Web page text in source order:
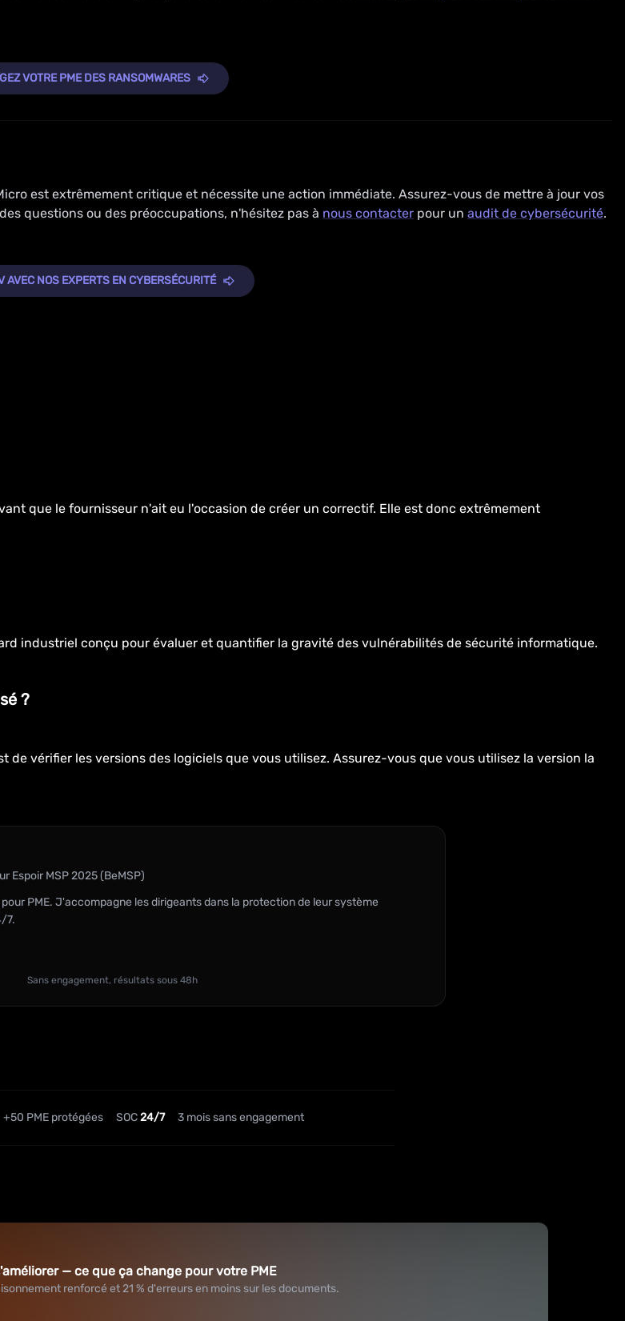
VOTRE PME DES RANSOMWARES
est extrêmement critique et nécessite une action immédiate. Assurez-vous de mettre à jour vos
questions ou des préoccupations, n'hésitez pas à nous contacter pour un audit de cybersécurité.
AVEC NOS EXPERTS EN CYBERSÉCURITÉ
que le fournisseur n'ait eu l'occasion de créer un correctif. Elle est donc extrêmement
industriel conçu pour évaluer et quantifier la gravité des vulnérabilités de sécurité informatique.
?
vérifier les versions des logiciels que vous utilisez. Assurez-vous que vous utilisez la version la
Espoir MSP 2025 (BeMSP)
PME. J'accompagne les dirigeants dans la protection de leur système
7.
Sans engagement, résultats sous 48h
+50 PME protégées SOC24/7 3 mois sans engagement
— ce que ça change pour votre PME
renforcé et 21 % d'erreurs en moins sur les documents.